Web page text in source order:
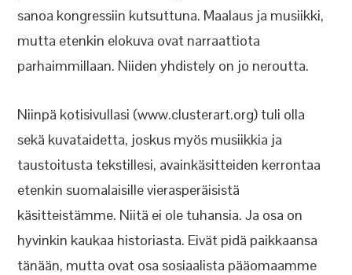
sanoa kongressiin kutsuttuna. Maalaus ja musiikki,
mutta etenkin elokuva ovat narraattiota
parhaimmillaan. Niiden yhdistely on jo neroutta.
Niinpä kotisivullasi (www.clusterart.org) tuli olla
sekä kuvataidetta, joskus myös musiikkia ja
taustoitusta tekstillesi, avainkäsitteiden kerrontaa
etenkin suomalaisille vierasperäisistä
käsitteistämme. Niitä ei ole tuhansia. Ja osa on
hyvinkin kaukaa historiasta. Eivät pidä paikkaansa
tänään, mutta ovat osa sosiaalista pääomaamme